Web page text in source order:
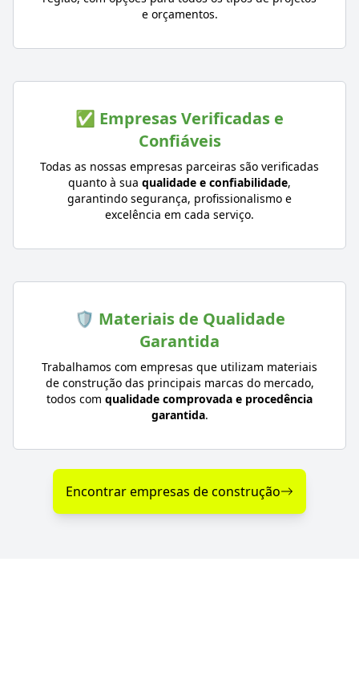
e orçamentos.
✅ Empresas Verificadas e
Confiáveis
Todas as nossas empresas parceiras são verificadas
quanto à sua qualidade e confiabilidade,
garantindo segurança, profissionalismo e
excelência em cada serviço.
🛡️ Materiais de Qualidade
Garantida
Trabalhamos com empresas que utilizam materiais
de construção das principais marcas do mercado,
todos com qualidade comprovada e procedência
garantida.
Encontrar empresas de construção